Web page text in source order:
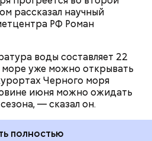
рассказал научный
РФ Роман
воды составляет 22
море уже можно открывать
Черного моря
июня можно ожидать
— сказал он.
полностью